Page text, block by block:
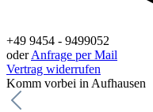
+49 9454 - 9499052
oderAnfrage per Mail
Vertrag widerrufen
Komm vorbei in Aufhausen